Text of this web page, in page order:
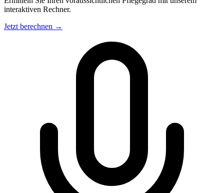
interaktiven Rechner.
Jetzt berechnen →